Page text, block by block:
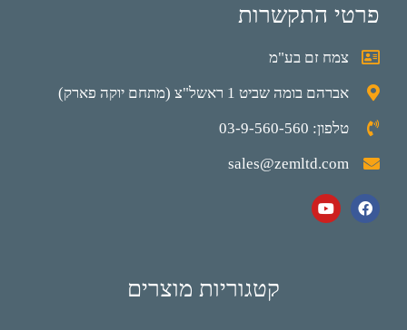
פרטי התקשרות
צמח זם בע"מ
אברהם בומה שביט 1 ראשל"צ (מתחם יוקה פארק)
טלפון: 03-9-560-560
sales@zemltd.com
קטגוריות מוצרים